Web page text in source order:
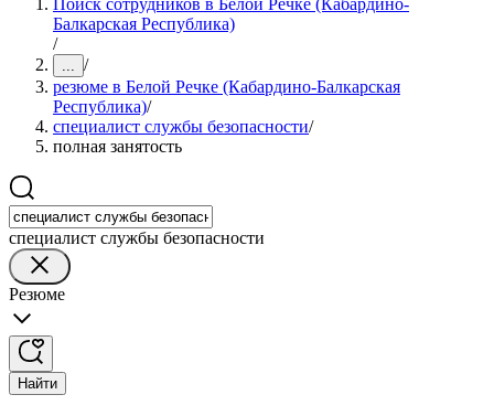
Поиск сотрудников в Белой Речке (Кабардино-
Балкарская Республика)
/
... /
резюме в Белой Речке (Кабардино-Балкарская
Республика)/
специалист службы безопасности/
полная занятость
специалист службы безопасности
Резюме
Найти